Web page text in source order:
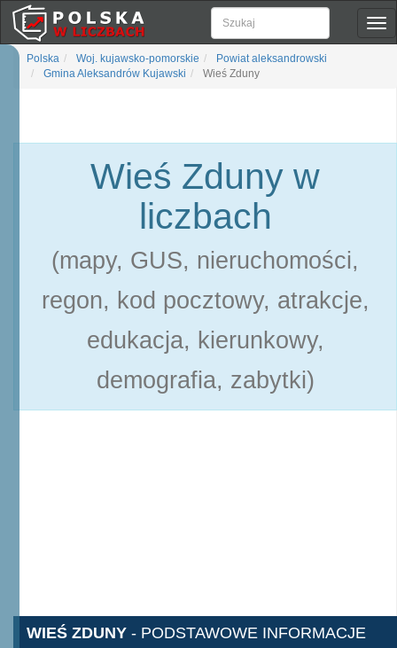
Polska Woj. kujawsko-pomorskie
Powiat aleksandrowski
Gmina Aleksandrów Kujawski
Wieś Zduny
Wieś Zduny w
liczbach
(mapy, GUS, nieruchomości,
regon, kod pocztowy, atrakcje,
edukacja, kierunkowy,
demografia, zabytki)
WIEŚ ZDUNY - PODSTAWOWE INFORMACJE